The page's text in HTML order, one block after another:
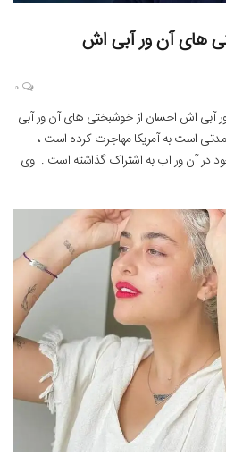
های آن ور آبی اش
0
آبی اش احسان از خوشبختی های آن ور آبی
است به آمریکا مهاجرت کرده است ،
در آن ور اب به اشتراک گذاشته است . وی